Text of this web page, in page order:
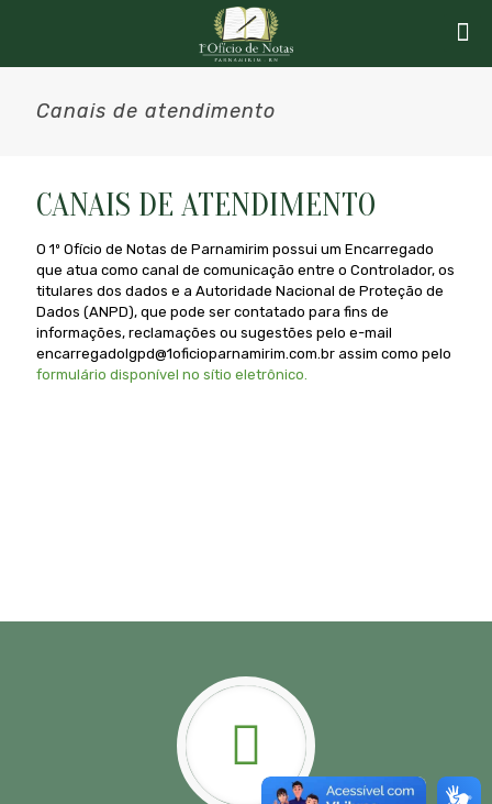
Canais de atendimento
CANAIS DE ATENDIMENTO
O 1º Ofício de Notas de Parnamirim possui um Encarregado
que atua como canal de comunicação entre o Controlador, os
titulares dos dados e a Autoridade Nacional de Proteção de
Dados (ANPD), que pode ser contatado para fins de
informações, reclamações ou sugestões pelo e-mail
encarregadolgpd@1oficioparnamirim.com.br assim como pelo
formulário disponível no sítio eletrônico.